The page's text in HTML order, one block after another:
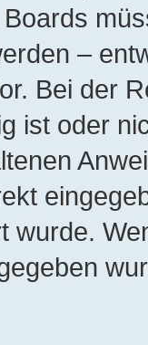
–
Bei der
ist oder
wurde.